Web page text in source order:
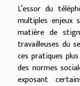
L’essor du
multiples enjeux
matière de
travailleuses du
ces pratiques
des normes
exposant